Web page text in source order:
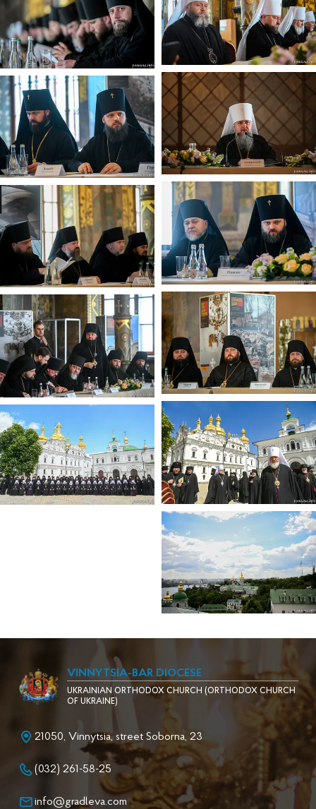
VINNYTSIA-BAR DIOCESE
UKRAINIAN ORTHODOX CHURCH (ORTHODOX CHURCH
OF UKRAINE)
21050, Vinnytsia, street Soborna, 23
(032) 261-58-25
info@gradleva.com